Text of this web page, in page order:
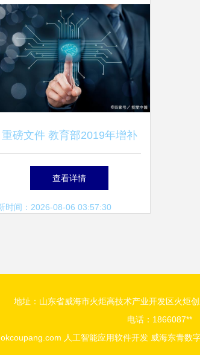
新发展高地行动方案政策解
读
重磅文件 教育部2019年增补
高等职业教育人工智能专业，
聚焦人工智能应用软件开发
查看详情
时间：2026-08-06 03:57:30
地址：山东省威海市火炬高技术产业开发区火炬
电话：1866087**
人工智能应用软件开发 威海东青数